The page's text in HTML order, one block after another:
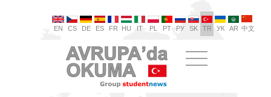
EN CS DE ES FR HU IT PL PT РУ SK TR УК AR 中文